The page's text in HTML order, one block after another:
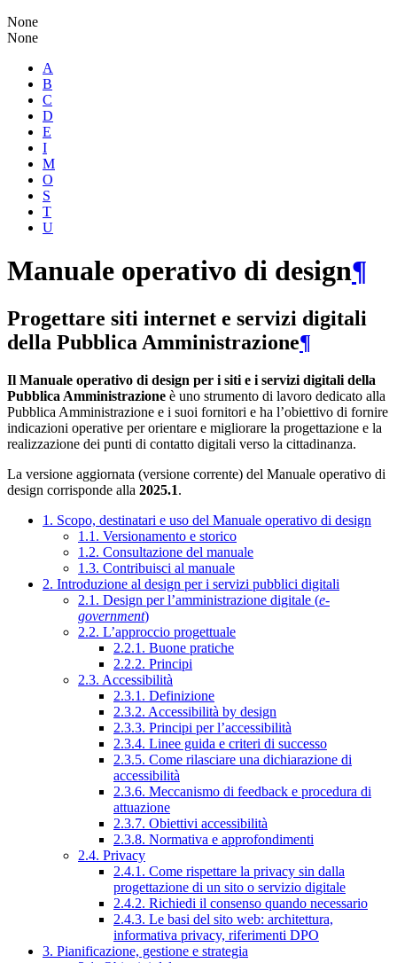
None
None
A
B
C
D
E
I
M
O
S
T
U
Manuale operativo di design¶
Progettare siti internet e servizi digitali
della Pubblica Amministrazione¶
Il Manuale operativo di design per i siti e i servizi digitali della
Pubblica Amministrazione è uno strumento di lavoro dedicato alla
Pubblica Amministrazione e i suoi fornitori e ha l’obiettivo di fornire
indicazioni operative per orientare e migliorare la progettazione e la
realizzazione dei punti di contatto digitali verso la cittadinanza.
La versione aggiornata (versione corrente) del Manuale operativo di
design corrisponde alla 2025.1.
1. Scopo, destinatari e uso del Manuale operativo di design
1.1. Versionamento e storico
1.2. Consultazione del manuale
1.3. Contribuisci al manuale
2. Introduzione al design per i servizi pubblici digitali
2.1. Design per l’amministrazione digitale (e-
government)
2.2. L’approccio progettuale
2.2.1. Buone pratiche
2.2.2. Principi
2.3. Accessibilità
2.3.1. Definizione
2.3.2. Accessibilità by design
2.3.3. Principi per l’accessibilità
2.3.4. Linee guida e criteri di successo
2.3.5. Come rilasciare una dichiarazione di
accessibilità
2.3.6. Meccanismo di feedback e procedura di
attuazione
2.3.7. Obiettivi accessibilità
2.3.8. Normativa e approfondimenti
2.4. Privacy
2.4.1. Come rispettare la privacy sin dalla
progettazione di un sito o servizio digitale
2.4.2. Richiedi il consenso quando necessario
2.4.3. Le basi del sito web: architettura,
informativa privacy, riferimenti DPO
3. Pianificazione, gestione e strategia